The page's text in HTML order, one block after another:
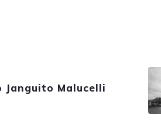
Janguito Malucelli